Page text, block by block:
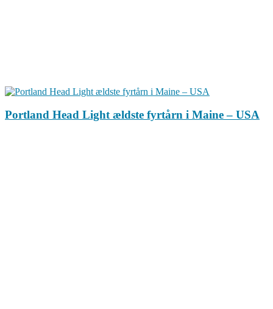
Portland Head Light ældste fyrtårn i Maine – USA